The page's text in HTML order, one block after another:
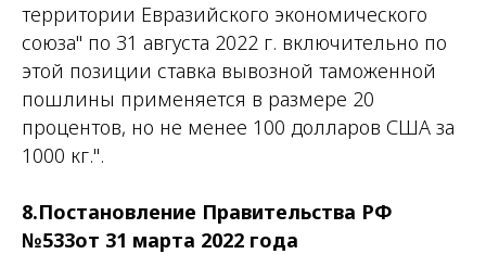
территории Евразийского экономического
союза" по 31 августа 2022 г. включительно по
этой позиции ставка вывозной таможенной
пошлины применяется в размере 20
процентов, но не менее 100 долларов США за
1000 кг.".
8.Постановление Правительства РФ
№533от 31 марта 2022 года